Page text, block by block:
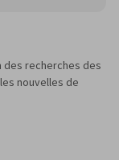
des recherches des
nouvelles de